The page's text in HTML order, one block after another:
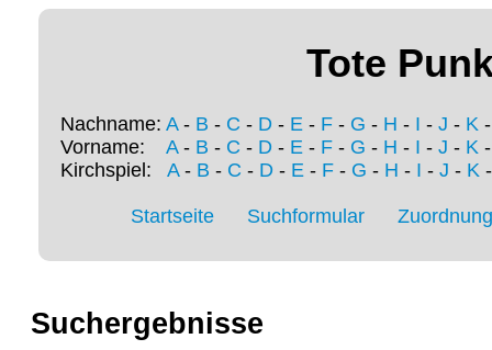
Tote
Nachname: A- B - C - D - E - F - G - H - I - J - K
Vorname: A- B - C - D - E - F - G - H - I - J - K
Kirchspiel: A- B - C - D- E- F- G - H - I - J - K
Startseite Suchformular
Suchergebnisse